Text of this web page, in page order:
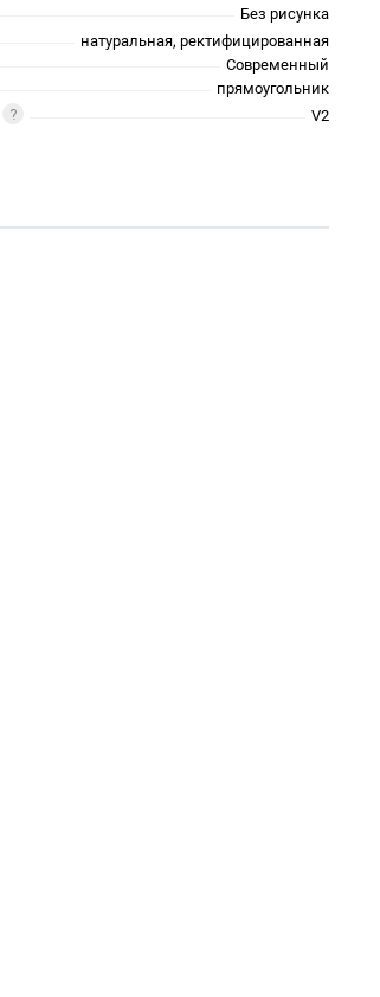
Без рисунка
натуральная, ректифицированная
Современный
прямоугольник
V2